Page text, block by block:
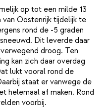
op tot een milde 13
van Oostenrijk tijdelijk te
rond de -5 graden
Dit leverde daar
droog. Ten
kan zich daar overdag
lukt vooral rond de
staat er vanwege de
helemaal af maken. Rond
voorbij.